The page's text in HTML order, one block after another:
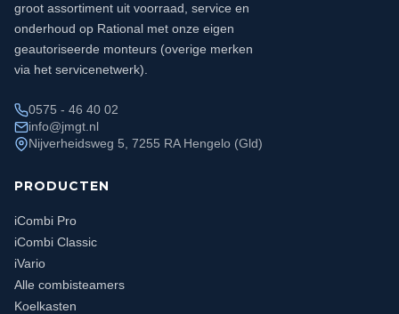
groot assortiment uit voorraad, service en
onderhoud op Rational met onze eigen
geautoriseerde monteurs (overige merken
via het servicenetwerk).
0575 - 46 40 02
info@jmgt.nl
Nijverheidsweg 5, 7255 RA Hengelo (Gld)
PRODUCTEN
iCombi Pro
iCombi Classic
iVario
Alle combisteamers
Koelkasten